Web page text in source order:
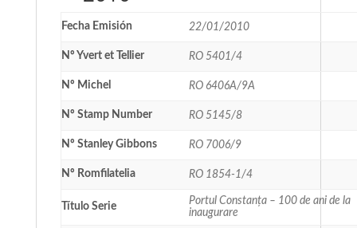
Fecha Emisión 22/01/2010
Nº Yvert et Tellier RO 5401/4
Nº Michel RO 6406A/9A
Nº Stamp Number RO 5145/8
Nº Stanley Gibbons RO 7006/9
Nº Romfilatelia RO 1854-1/4
Título Serie
Portul Constanța – 100 de ani de la
inaugurare